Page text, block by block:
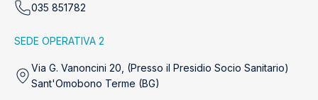
035 851782
SEDE OPERATIVA 2
Via G. Vanoncini 20, (Presso il Presidio Socio Sanitario)
Sant'Omobono Terme (BG)